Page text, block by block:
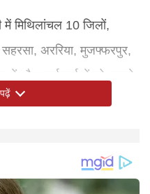
में मिथिलांचल 10 जिलों,
अररिया, मुजफ्फरपुर,
और कार्यकर्ताओं को जुटाने
सीटों का
को उजागर भी करेंगे। रैली
पढ़ें